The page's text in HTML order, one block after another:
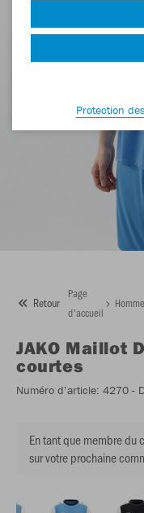
Retour
Page
d'accueil
JAKO Maillot
courtes
Numéro d’article: 4270 -
En tant que membre du
sur votre prochaine
Protection